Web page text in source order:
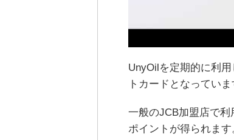
UnyOilを定期的に利
トカードとなっていま
一般のJCB加盟店で
ポイントが得られます